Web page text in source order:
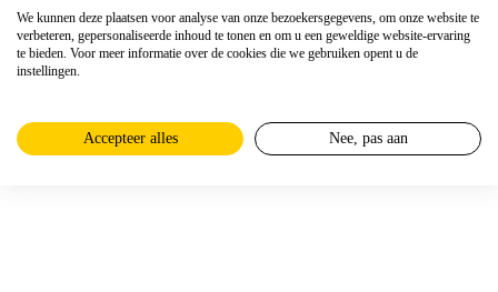
We kunnen deze plaatsen voor analyse van onze bezoekersgegevens, om onze website te
verbeteren, gepersonaliseerde inhoud te tonen en om u een geweldige website-ervaring
te bieden. Voor meer informatie over de cookies die we gebruiken opent u de
instellingen.
Accepteer alles Nee, pas aan